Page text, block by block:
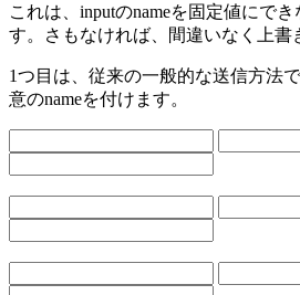
これは、inputのnameを固定値にで
す。さもなければ、間違いなく上書
1つ目は、従来の一般的な送信方法
意のnameを付けます。